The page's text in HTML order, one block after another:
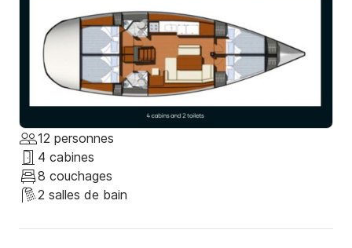
12 personnes
4 cabines
8 couchages
2 salles de bain